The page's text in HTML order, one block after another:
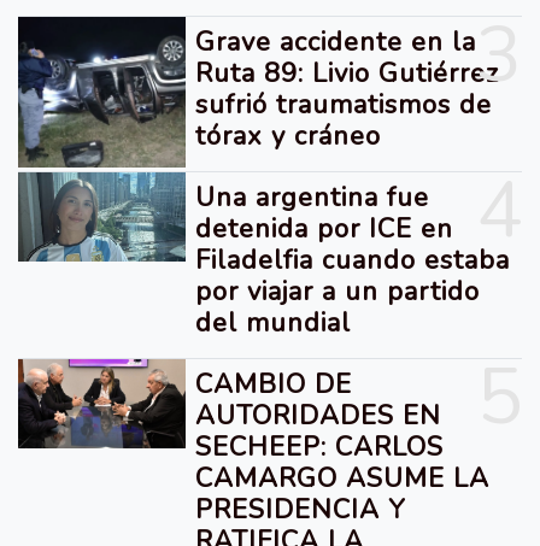
3
Grave accidente en la
Ruta 89: Livio Gutiérrez
sufrió traumatismos de
tórax y cráneo
Una argentina fue
detenida por ICE en
Filadelfia cuando estaba
por viajar a un partido
del mundial
CAMBIO DE
AUTORIDADES EN
SECHEEP: CARLOS
CAMARGO ASUME LA
PRESIDENCIA Y